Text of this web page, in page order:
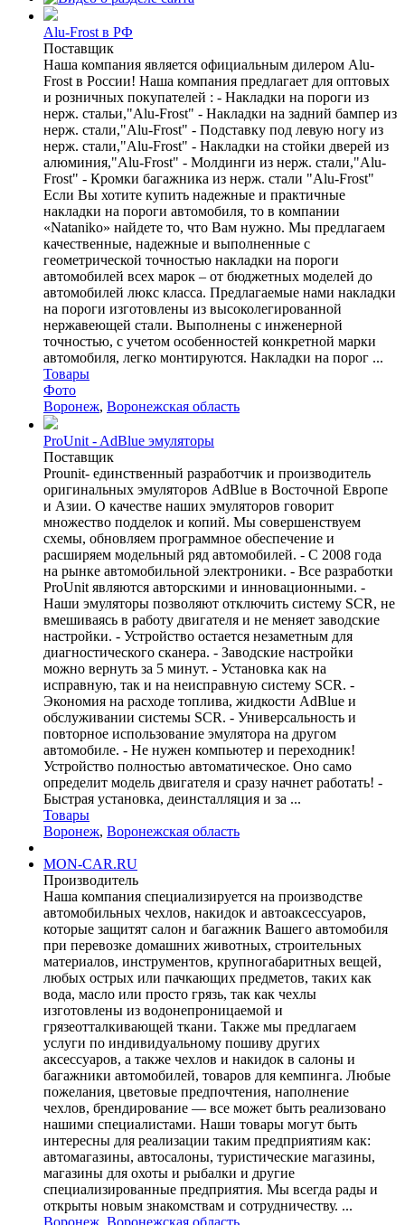
Alu-Frost в РФ
Поставщик
Наша компания является официальным дилером Alu-
Frost в России! Наша компания предлагает для оптовых
и розничных покупателей : - Накладки на пороги из
нерж. стальи,"Alu-Frost" - Накладки на задний бампер из
нерж. стали,"Alu-Frost" - Подставку под левую ногу из
нерж. стали,"Alu-Frost" - Накладки на стойки дверей из
алюминия,"Alu-Frost" - Молдинги из нерж. стали,"Alu-
Frost" - Кромки багажника из нерж. стали "Alu-Frost"
Если Вы хотите купить надежные и практичные
накладки на пороги автомобиля, то в компании
«Nataniko» найдете то, что Вам нужно. Мы предлагаем
качественные, надежные и выполненные с
геометрической точностью накладки на пороги
автомобилей всех марок – от бюджетных моделей до
автомобилей люкс класса. Предлагаемые нами накладки
на пороги изготовлены из высоколегированной
нержавеющей стали. Выполнены с инженерной
точностью, с учетом особенностей конкретной марки
автомобиля, легко монтируются. Накладки на порог ...
Товары
Фото
Воронеж, Воронежская область
ProUnit - AdBlue эмуляторы
Поставщик
Prounit- единственный разработчик и производитель
оригинальных эмуляторов AdBlue в Восточной Европе
и Азии. О качестве наших эмуляторов говорит
множество подделок и копий. Мы совершенствуем
схемы, обновляем программное обеспечение и
расширяем модельный ряд автомобилей. - С 2008 года
на рынке автомобильной электроники. - Все разработки
ProUnit являются авторскими и инновационными. -
Наши эмуляторы позволяют отключить систему SCR, не
вмешиваясь в работу двигателя и не меняет заводские
настройки. - Устройство остается незаметным для
диагностического сканера. - Заводские настройки
можно вернуть за 5 минут. - Установка как на
исправную, так и на неисправную систему SCR. -
Экономия на расходе топлива, жидкости AdBlue и
обслуживании системы SCR. - Универсальность и
повторное использование эмулятора на другом
автомобиле. - Не нужен компьютер и переходник!
Устройство полностью автоматическое. Оно само
определит модель двигателя и сразу начнет работать! -
Быстрая установка, деинсталляция и за ...
Товары
Воронеж, Воронежская область
MON-CAR.RU
Производитель
Наша компания специализируется на производстве
автомобильных чехлов, накидок и автоаксессуаров,
которые защитят салон и багажник Вашего автомобиля
при перевозке домашних животных, строительных
материалов, инструментов, крупногабаритных вещей,
любых острых или пачкающих предметов, таких как
вода, масло или просто грязь, так как чехлы
изготовлены из водонепроницаемой и
грязеотталкивающей ткани. Также мы предлагаем
услуги по индивидуальному пошиву других
аксессуаров, а также чехлов и накидок в салоны и
багажники автомобилей, товаров для кемпинга. Любые
пожелания, цветовые предпочтения, наполнение
чехлов, брендирование ― все может быть реализовано
нашими специалистами. Наши товары могут быть
интересны для реализации таким предприятиям как:
автомагазины, автосалоны, туристические магазины,
магазины для охоты и рыбалки и другие
специализированные предприятия. Мы всегда рады и
открыты новым знакомствам и сотрудничеству. ...
Воронеж, Воронежская область